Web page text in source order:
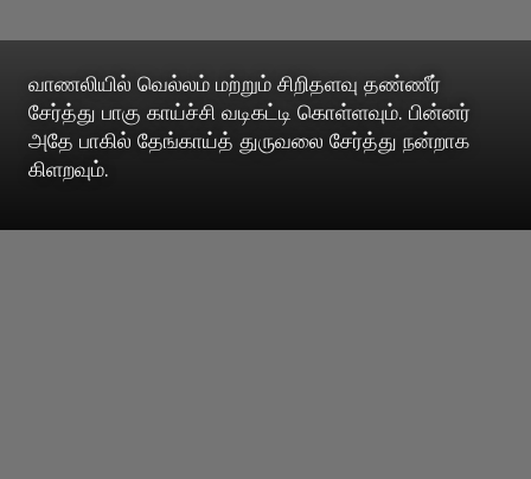
வாணலியில் வெல்லம் மற்றும் சிறிதளவு தண்ணீர்
சேர்த்து பாகு காய்ச்சி வடிகட்டி கொள்ளவும். பின்னர்
அதே பாகில் தேங்காய்த் துருவலை சேர்த்து நன்றாக
கிளறவும்.